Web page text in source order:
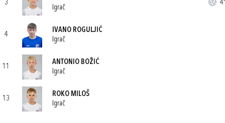
3
Igrač
4'
4
IVANO ROGULJIĆ
Igrač
11
ANTONIO BOŽIĆ
Igrač
13
ROKO MILOŠ
Igrač